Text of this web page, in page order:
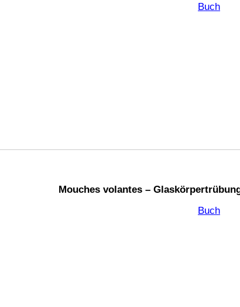
Buch
Mouches volantes –
Buch